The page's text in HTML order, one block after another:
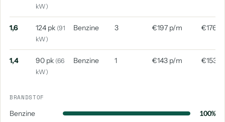
kW)
1,6 124 pk (91
kW)
Benzine 3 €197 p/m €176
1,4 90 pk (66
kW)
Benzine 1 €143 p/m €153
BRANDSTOF
Benzine 100%